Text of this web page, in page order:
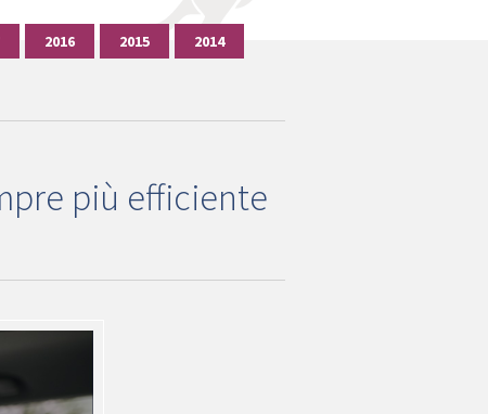
2016 2015 2014
più efficiente